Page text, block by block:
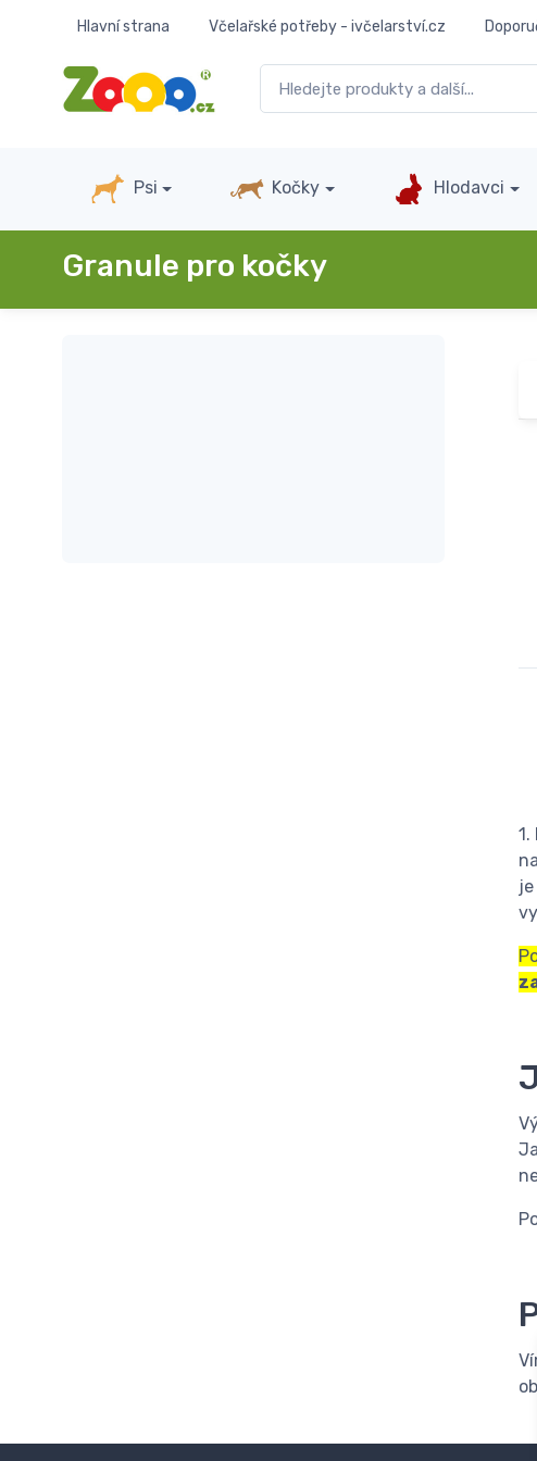
Hlavní strana Včelařské potřeby - ivčelarství.cz
Psi Kočky Hlodavci
Granule pro kočky